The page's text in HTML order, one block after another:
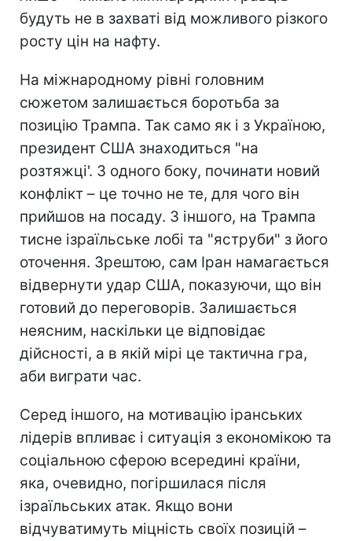
будуть не в захваті від можливого різкого
росту цін на нафту.
На міжнародному рівні головним
сюжетом залишається боротьба за
позицію Трампа. Так само як і з Україною,
президент США знаходиться "на
розтяжці'. З одного боку, починати новий
конфлікт – це точно не те, для чого він
прийшов на посаду. З іншого, на Трампа
тисне ізраїльське лобі та "яструби" з його
оточення. Зрештою, сам Іран намагається
відвернути удар США, показуючи, що він
готовий до переговорів. Залишається
неясним, наскільки це відповідає
дійсності, а в якій мірі це тактична гра,
аби виграти час.
Серед іншого, на мотивацію іранських
лідерів впливає і ситуація з економікою та
соціальною сферою всередині країни,
яка, очевидно, погіршилася після
ізраїльських атак. Якщо вони
відчуватимуть міцність своїх позицій –